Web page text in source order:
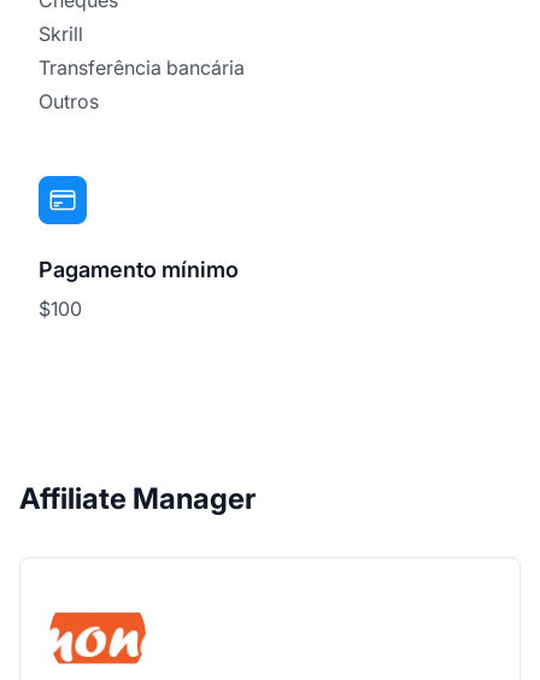
Skrill
Transferência bancária
Outros
Pagamento mínimo
$100
Affiliate Manager